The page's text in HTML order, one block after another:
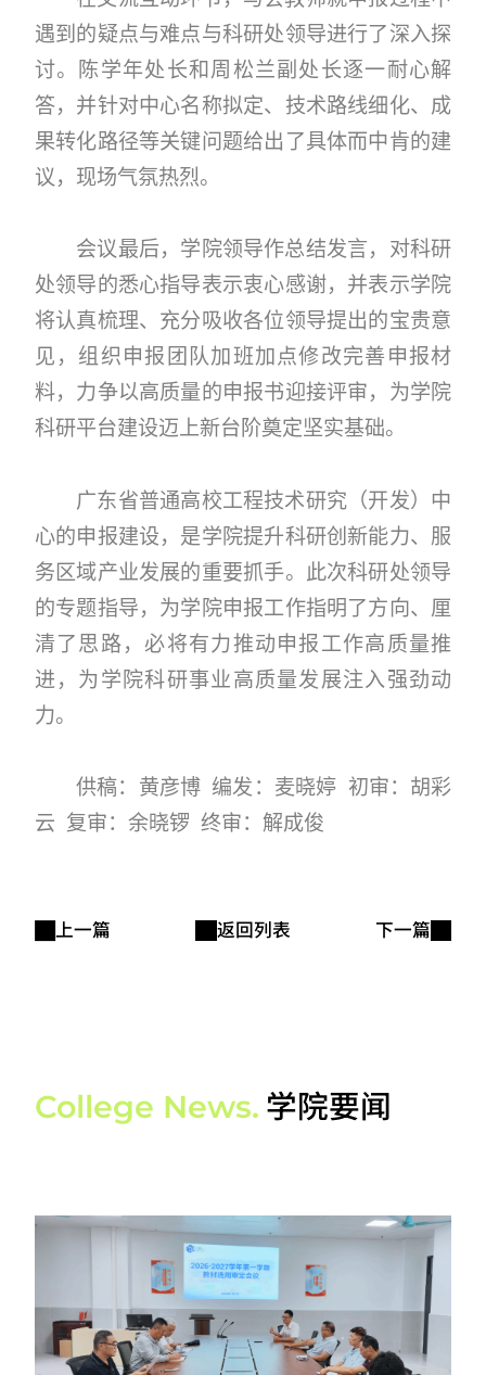
遇到的疑点与难点与科研处领导进行了深入探
讨。陈学年处长和周松兰副处长逐一耐心解
答，并针对中心名称拟定、技术路线细化、成
果转化路径等关键问题给出了具体而中肯的建
议，现场气氛热烈。
会议最后，学院领导作总结发言，对科研
处领导的悉心指导表示衷心感谢，并表示学院
将认真梳理、充分吸收各位领导提出的宝贵意
见，组织申报团队加班加点修改完善申报材
料，力争以高质量的申报书迎接评审，为学院
科研平台建设迈上新台阶奠定坚实基础。
广东省普通高校工程技术研究（开发）中
心的申报建设，是学院提升科研创新能力、服
务区域产业发展的重要抓手。此次科研处领导
的专题指导，为学院申报工作指明了方向、厘
清了思路，必将有力推动申报工作高质量推
进，为学院科研事业高质量发展注入强劲动
力。
供稿：黄彦博 编发：麦晓婷 初审：胡彩
云 复审：余晓锣 终审：解成俊
上一篇 返回列表 下一篇
College News. 学院要闻